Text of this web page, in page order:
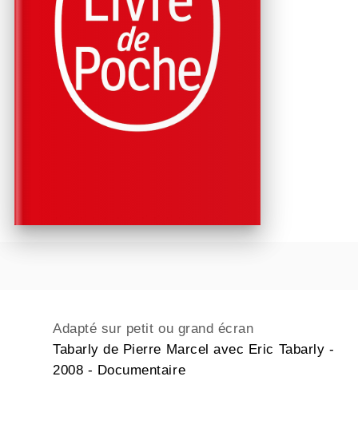
Adapté sur petit ou grand écran
Tabarly de Pierre Marcel avec Eric Tabarly -
2008 - Documentaire